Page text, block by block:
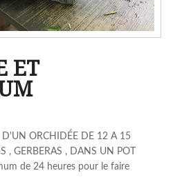
ET
ORCHIDÉE DE 12 A 15
, GERBERAS , DANS UN POT
de 24 heures pour le faire